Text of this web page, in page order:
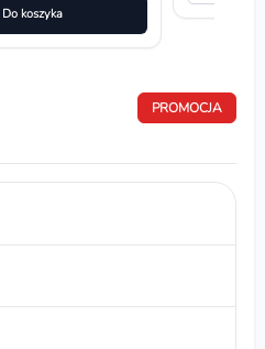
Do koszyka
PROMOCJA